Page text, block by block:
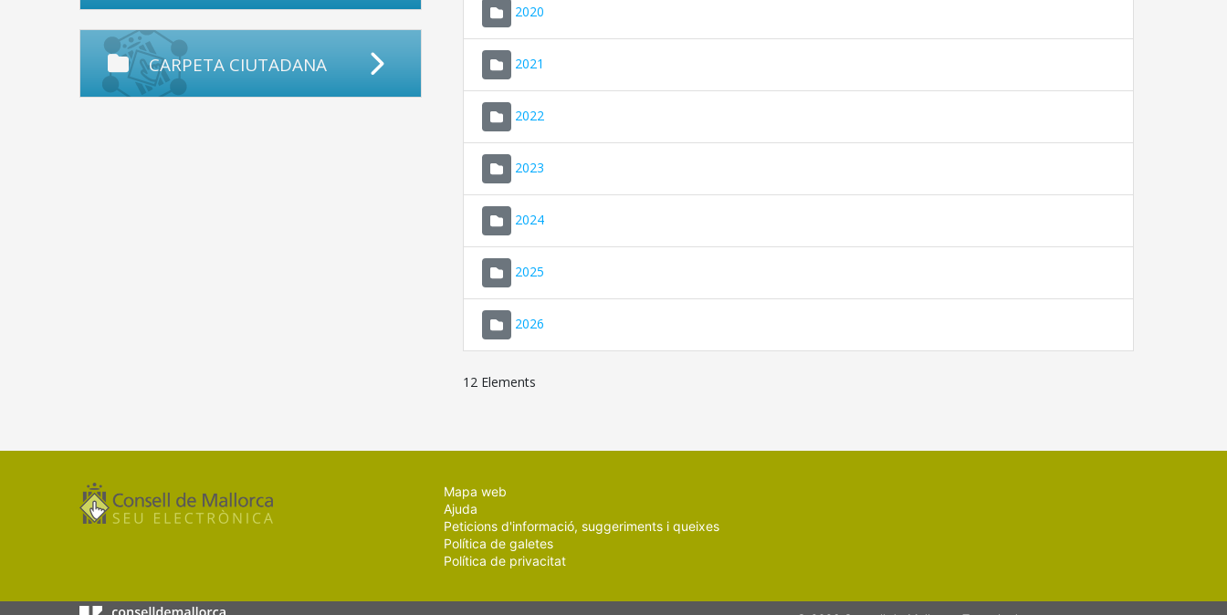
CARPETA CIUTADANA
2020
2021
2022
2023
2024
2025
2026
12 Elements
Mapa web
Ajuda
Peticions d'informació, suggeriments i queixes
Política de galetes
Política de privacitat